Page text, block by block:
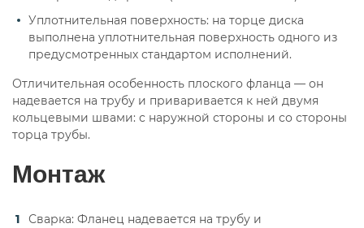
Уплотнительная поверхность: на торце диска
выполнена уплотнительная поверхность одного из
предусмотренных стандартом исполнений.
Отличительная особенность плоского фланца — он
надевается на трубу и приваривается к ней двумя
кольцевыми швами: с наружной стороны и со стороны
торца трубы.
Монтаж
Сварка: Фланец надевается на трубу и